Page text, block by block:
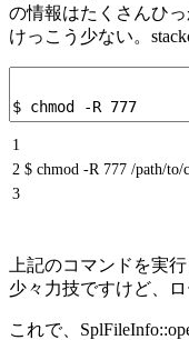
の情報はたくさんひ
けっこう少ない。
1
2
3
$ chmod -R 777 /path/to/
上記のコマンドを実
少々力技ですけど、
これで、